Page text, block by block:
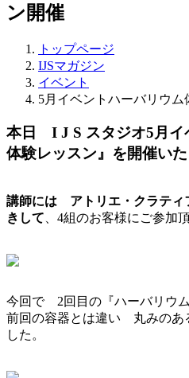
ン開催
トップページ
IJSマガジン
イベント
5月イベントハーバリウム
本日 I J S スタジオ5月イ
体験レッスン』を開催い
講師には アトリエ・クラテ
きして 、4組のお客様にご参加
今回で 2回目の『ハーバリウム
前回の容器とは違い 丸みのあ
した。